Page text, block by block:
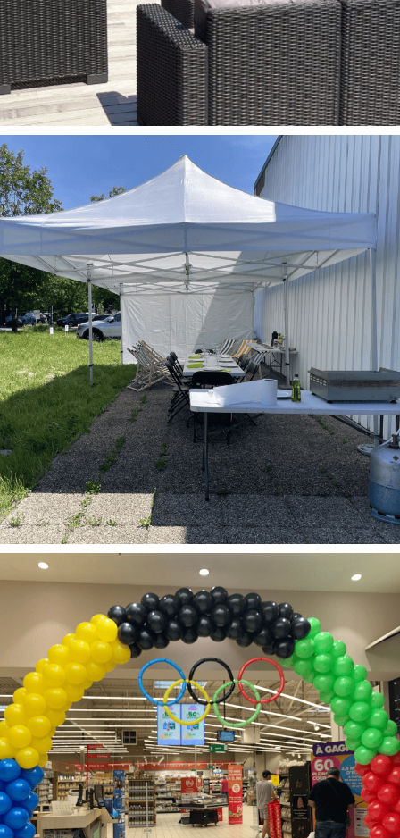
Evénement entreprises
Aménagement extérieur pour une entreprise
Anniversaire Tout
Repas à la maison